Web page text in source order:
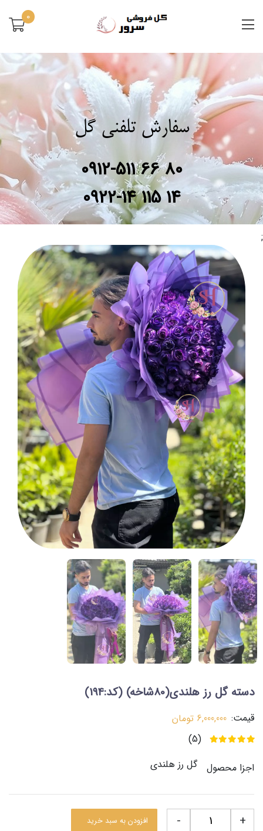
0
سفارش تلفنی گل
0912-511 66 80
0922-14 115 14
;
دسته گل رز هلندی(80شاخه) (کد:194)
قیمت: 6,000,000 تومان
(5)
اجزا محصول
گل رز هلندی
+
- افزودن به سبد خرید